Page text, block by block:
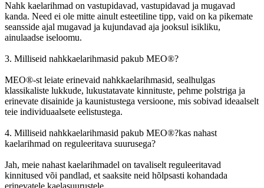
Nahk kaelarihmad on vastupidavad, vastupidavad ja mugavad
kanda. Need ei ole mitte ainult esteetiline tipp, vaid on ka pikemate
seansside ajal mugavad ja kujundavad aja jooksul isikliku,
ainulaadse iseloomu.
3. Milliseid nahkkaelarihmasid pakub MEO®?
MEO®-st leiate erinevaid nahkkaelarihmasid, sealhulgas
klassikaliste lukkude, lukustatavate kinnituste, pehme polstriga ja
erinevate disainide ja kaunistustega versioone, mis sobivad ideaalselt
teie individuaalsete eelistustega.
4. Milliseid nahkkaelarihmasid pakub MEO®?kas nahast
kaelarihmad on reguleeritava suurusega?
Jah, meie nahast kaelarihmadel on tavaliselt reguleeritavad
kinnitused või pandlad, et saaksite neid hõlpsasti kohandada